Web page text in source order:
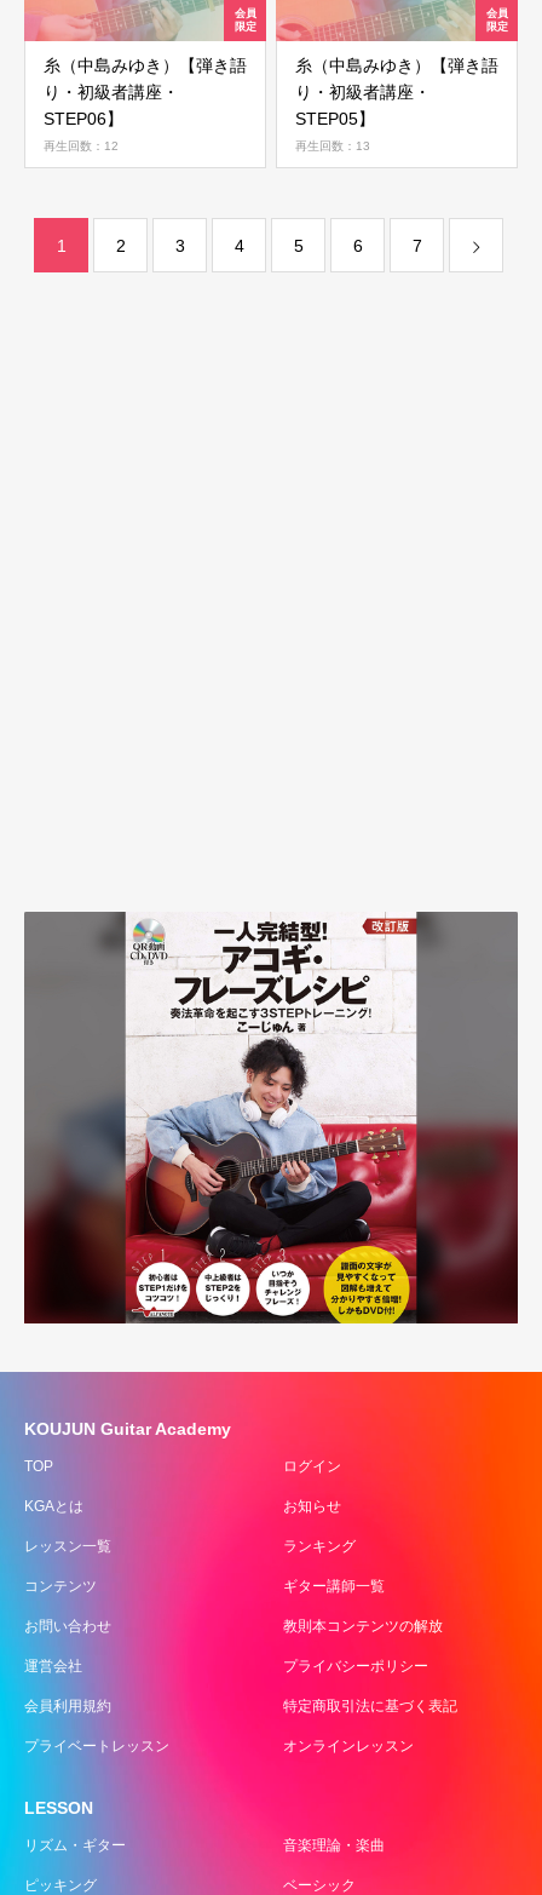
糸（中島みゆき）【弾き語
り・初級者講座・
STEP06】
再生回数：12
糸（中島みゆき）【弾き語
り・初級者講座・
STEP05】
再生回数：13
1 2 3 4 5 6 7
KOUJUN Guitar Academy
TOP ログイン
KGAとは お知らせ
レッスン一覧 ランキング
コンテンツ ギター講師一覧
お問い合わせ 教則本コンテンツの解放
運営会社 プライバシーポリシー
会員利用規約 特定商取引法に基づく表記
プライベートレッスン オンラインレッスン
LESSON
リズム・ギター 音楽理論・楽曲
ピッキング ベーシック